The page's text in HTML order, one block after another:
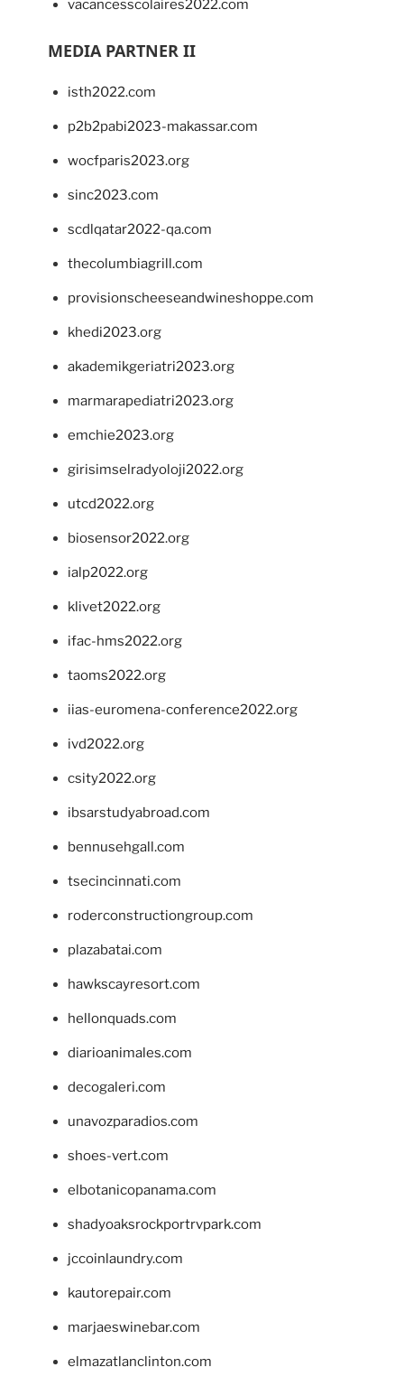
vacancesscolaires2022.com
MEDIA PARTNER II
isth2022.com
p2b2pabi2023-makassar.com
wocfparis2023.org
sinc2023.com
scdlqatar2022-qa.com
thecolumbiagrill.com
provisionscheeseandwineshoppe.com
khedi2023.org
akademikgeriatri2023.org
marmarapediatri2023.org
emchie2023.org
girisimselradyoloji2022.org
utcd2022.org
biosensor2022.org
ialp2022.org
klivet2022.org
ifac-hms2022.org
taoms2022.org
iias-euromena-conference2022.org
ivd2022.org
csity2022.org
ibsarstudyabroad.com
bennusehgall.com
tsecincinnati.com
roderconstructiongroup.com
plazabatai.com
hawkscayresort.com
hellonquads.com
diarioanimales.com
decogaleri.com
unavozparadios.com
shoes-vert.com
elbotanicopanama.com
shadyoaksrockportrvpark.com
jccoinlaundry.com
kautorepair.com
marjaeswinebar.com
elmazatlanclinton.com